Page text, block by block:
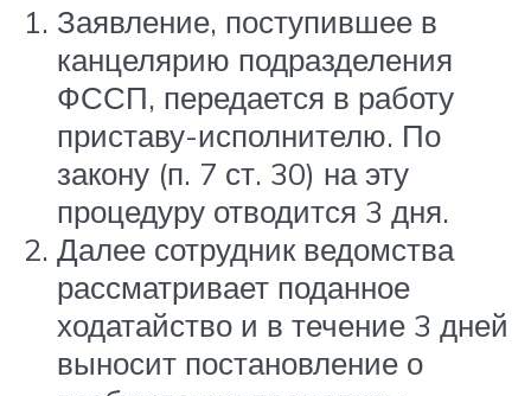
Заявление, поступившее в
канцелярию подразделения
ФССП, передается в работу
приставу-исполнителю. По
закону (п. 7 ст. 30) на эту
процедуру отводится 3 дня.
Далее сотрудник ведомства
рассматривает поданное
ходатайство и в течение 3 дней
выносит постановление о